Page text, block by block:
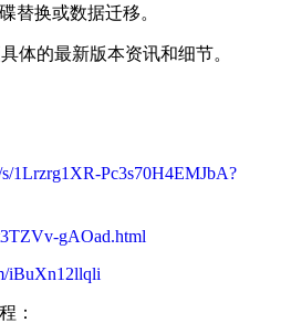
替换或数据迁移。
体的最新版本资讯和细节。
s/1Lrzrg1XR-Pc3s70H4EMJbA?
gAOad.html
iBuXn12llqli
：